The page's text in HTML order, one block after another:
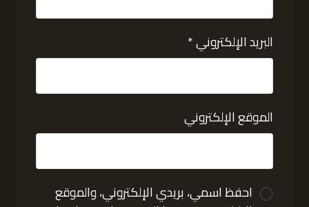
البريد الإلكتروني*
الموقع الإلكتروني
احفظ اسمي، بريدي الإلكتروني، والموقع